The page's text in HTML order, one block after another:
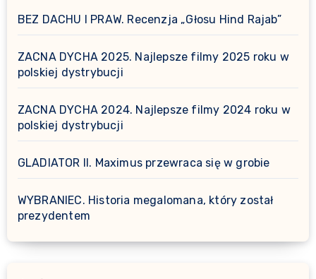
BEZ DACHU I PRAW. Recenzja „Głosu Hind Rajab”
ZACNA DYCHA 2025. Najlepsze filmy 2025 roku w
polskiej dystrybucji
ZACNA DYCHA 2024. Najlepsze filmy 2024 roku w
polskiej dystrybucji
GLADIATOR II. Maximus przewraca się w grobie
WYBRANIEC. Historia megalomana, który został
prezydentem